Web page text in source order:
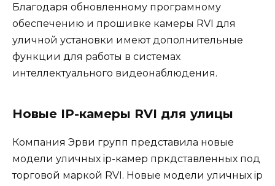
Благодаря обновленному програмному
обеспечению и прошивке камеры RVI для
уличной установки имеют дополнительные
функции для работы в системах
интеллектуального видеонаблюдения.
Новые IP-камеры RVI для улицы
Компания Эрви групп представила новые
модели уличных ip-камер пркдставленных под
торговой маркой RVI. Новые модели уличных ip